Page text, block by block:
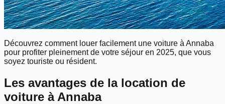
Découvrez comment louer facilement une voiture à Annaba
pour profiter pleinement de votre séjour en 2025, que vous
soyez touriste ou résident.
Les avantages de la location de
voiture à Annaba